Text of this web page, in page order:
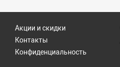
Акции и скидки
Контакты
Конфиденциальность